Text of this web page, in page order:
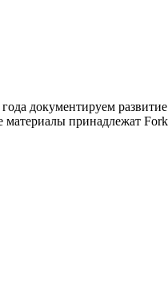
документируем
материалы принадлежат